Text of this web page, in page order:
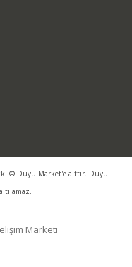
© Duyu Market'e aittir. Duyu
Marketi